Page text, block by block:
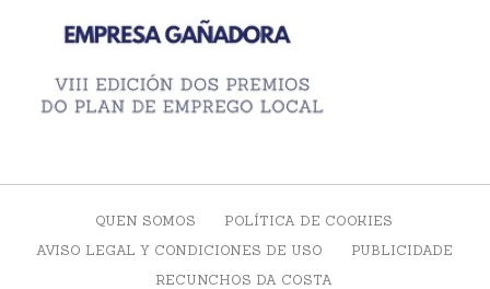
QUEN SOMOS
POLÍTICA DE COOKIES
AVISO LEGAL Y CONDICIONES DE USO
PUBLICIDADE
RECUNCHOS DA COSTA